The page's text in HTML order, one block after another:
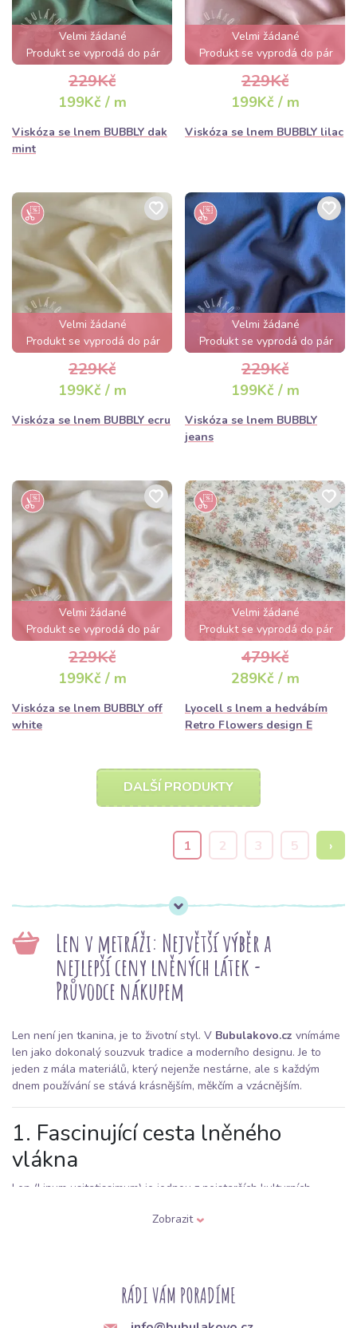
Velmi žádané
Produkt se vyprodá do pár
hodin
229Kč
199Kč / m
Viskóza se lnem BUBBLY dak
mint
Velmi žádané
Produkt se vyprodá do pár
hodin
229Kč
199Kč / m
Viskóza se lnem BUBBLY lilac
Velmi žádané
Produkt se vyprodá do pár
hodin
229Kč
199Kč / m
Viskóza se lnem BUBBLY ecru
Velmi žádané
Produkt se vyprodá do pár
hodin
229Kč
199Kč / m
Viskóza se lnem BUBBLY
jeans
Velmi žádané
Produkt se vyprodá do pár
hodin
229Kč
199Kč / m
Viskóza se lnem BUBBLY off
white
Velmi žádané
Produkt se vyprodá do pár
hodin
479Kč
289Kč / m
Lyocell s lnem a hedvábím
Retro Flowers design E
DALŠÍ PRODUKTY
1 2 3 5 ›
Len v metráži: Největší výběr a
nejlepší ceny lněných látek -
Průvodce nákupem
Len není jen tkanina, je to životní styl. V Bubulakovo.cz vnímáme
len jako dokonalý souzvuk tradice a moderního designu. Je to
jeden z mála materiálů, který nejenže nestárne, ale s každým
dnem používání se stává krásnějším, měkčím a vzácnějším.
1. Fascinující cesta lněného
vlákna
Len (Linum usitatissimum) je jednou z nejstarších kulturních
proces činí ze lnu prémiový materiál.
Zobrazit
RÁDI VÁM PORADÍME